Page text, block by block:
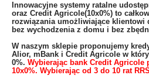
​Innowacyjne systemy ratalne
oraz Credit Agricole(10x0%) to
rozwiązania umożliwiające klientowi
bez wychodzenia z domu i bez
W naszym sklepie proponujemy
Alior, mBank i Credit Agricole w
0%. Wybierając bank Credit Agricole
10x0%. Wybierając od 3 do 10 rat